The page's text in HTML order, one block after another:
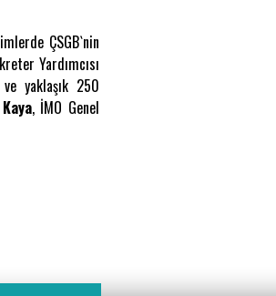
ÇSGB`nin
Yardımcısı
ve yaklaşık 250
, İMO Genel